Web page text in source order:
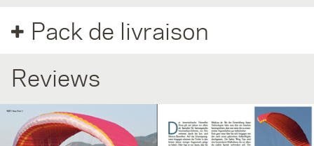
Pack de livraison
Reviews